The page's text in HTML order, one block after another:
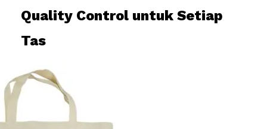
Quality Control untuk Setiap
Tas